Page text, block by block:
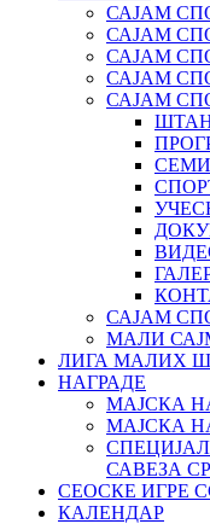
САЈАМ
САЈАМ
САЈАМ
САЈАМ
САЈАМ
САЈАМ
МАЛИ
ЛИГА МАЛИХ
НАГРАДЕ
МАЈСКА
МАЈСКА
САВЕЗА
СЕОСКЕ ИГРЕ
КАЛЕНДАР